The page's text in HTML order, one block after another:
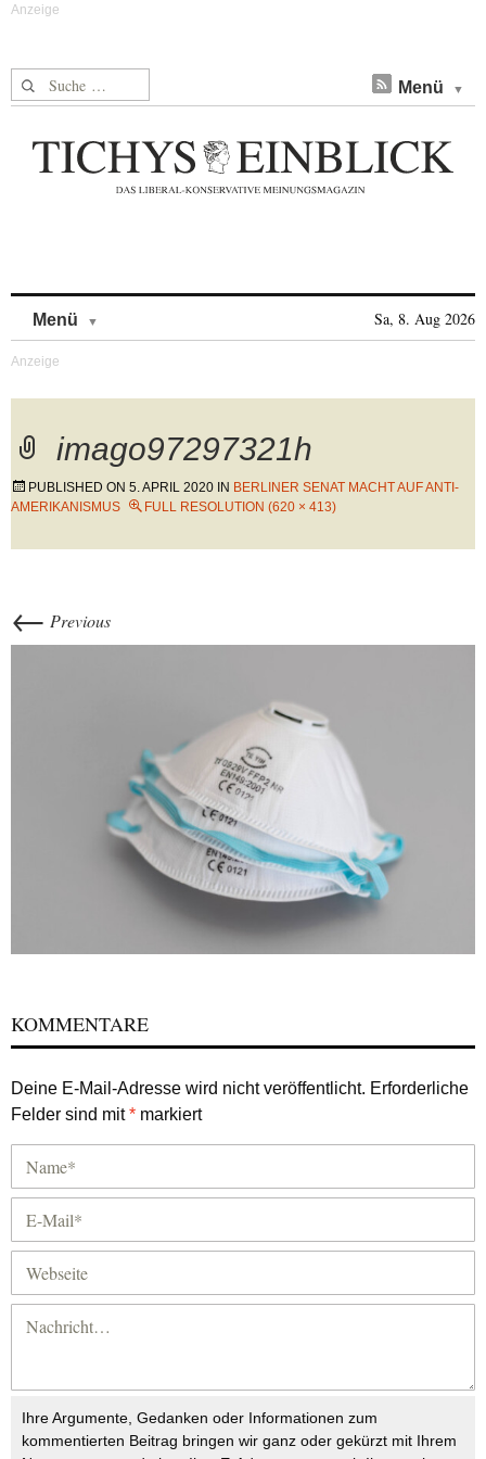
Suche nach: Menü
Menü Sa, 8. Aug 2026
imago97297321h
PUBLISHED ON 5. APRIL 2020 IN BERLINER SENAT MACHT AUF ANTI-
AMERIKANISMUS
FULL RESOLUTION (620 × 413)
← Previous
KOMMENTARE
Deine E-Mail-Adresse wird nicht veröffentlicht. Erforderliche
Felder sind mit* markiert
Ihre Argumente, Gedanken oder Informationen zum
kommentierten Beitrag bringen wir ganz oder gekürzt mit Ihrem